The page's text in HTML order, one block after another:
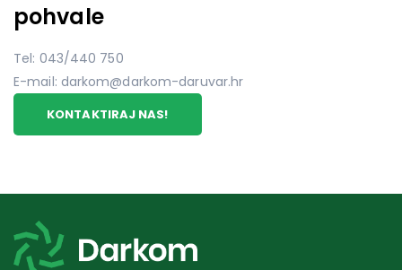
pohvale
Tel: 043/440 750
E-mail: darkom@darkom-daruvar.hr
KONTAKTIRAJ NAS!